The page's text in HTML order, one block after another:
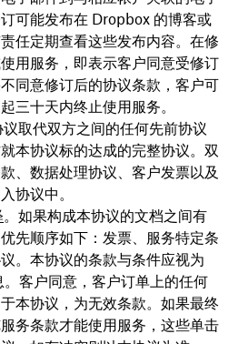
可能发布在 Dropbox 的博客或
任定期查看这些发布内容。在修
用服务，即表示客户同意受修订
同意修订后的协议条款，客户可
三十天内终止使用服务。
议取代双方之间的任何先前协议
本协议标的达成的完整协议。双
、数据处理协议、客户发票以及
协议中。
。如果构成本协议的文档之间有
先顺序如下：发票、服务特定条
。本协议的条款与条件应视为
客户同意，客户订单上的任何
本协议，为无效条款。如果最终
务条款才能使用服务，这些单击